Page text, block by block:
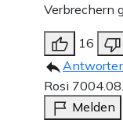
Verbrechern
16
Rosi 70
Melden